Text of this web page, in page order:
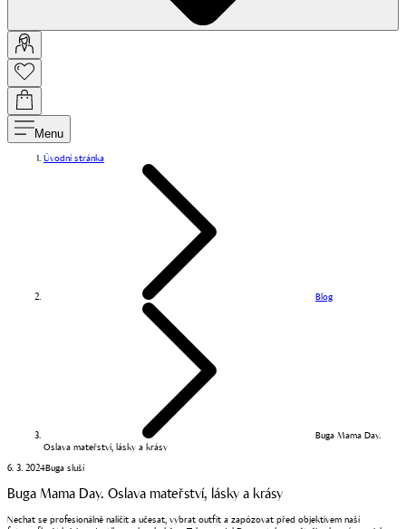
Menu
Úvodní stránka
Blog
Buga Mama Day.
Oslava mateřství, lásky a krásy
6. 3. 2024Buga sluší
Buga Mama Day. Oslava mateřství, lásky a krásy
Nechat se profesionálně nalíčit a učesat, vybrat outfit a zapózovat před objektivem naší